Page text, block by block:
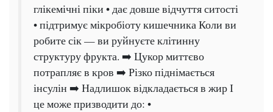
глікемічні піки • дає довше відчуття ситості
• підтримує мікробіоту кишечника Коли ви
робите сік — ви руйнуєте клітинну
структуру фрукта. ➡️ Цукор миттєво
потрапляє в кров ➡️ Різко піднімається
інсулін ➡️ Надлишок відкладається в жир І
це може призводити до: •